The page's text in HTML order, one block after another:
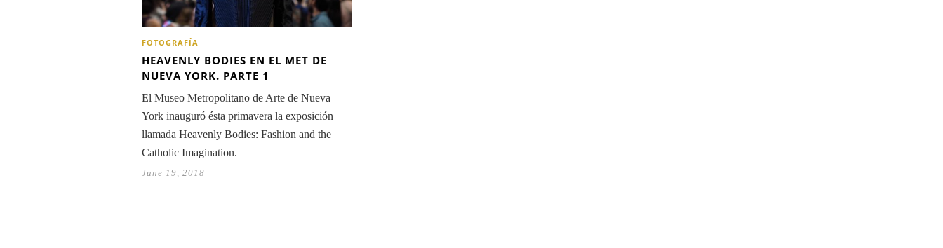
FOTOGRAFÍA
HEAVENLY BODIES EN EL MET DE
NUEVA YORK. PARTE 1
El Museo Metropolitano de Arte de Nueva
York inauguró ésta primavera la exposición
llamada Heavenly Bodies: Fashion and the
Catholic Imagination.
June 19, 2018